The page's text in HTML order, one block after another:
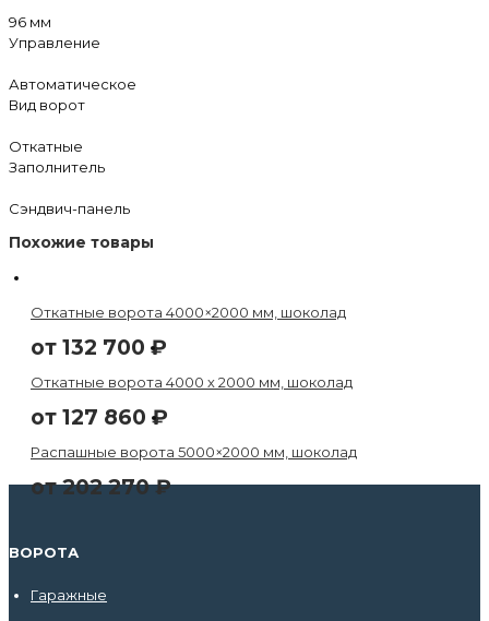
96 мм
Управление
Автоматическое
Вид ворот
Откатные
Заполнитель
Сэндвич-панель
Похожие товары
Откатные ворота 4000×2000 мм, шоколад
от 132 700 ₽
Откатные ворота 4000 х 2000 мм, шоколад
от 127 860 ₽
Распашные ворота 5000×2000 мм, шоколад
от202 270₽
ВОРОТА
Гаражные